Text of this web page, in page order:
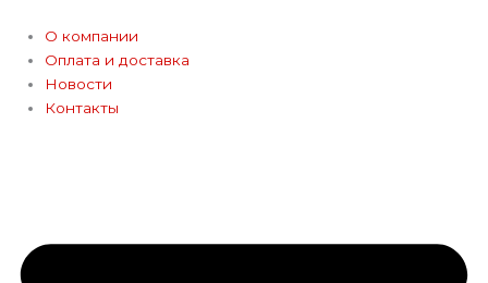
содержимому
О компании
Оплата и доставка
Новости
Контакты